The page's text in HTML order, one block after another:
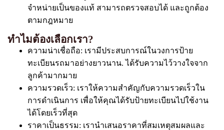
จำหน่ายเป็นของแท้ สามารถตรวจสอบได้ และถูกต้อง
ตามกฎหมาย
ทำไมต้องเลือกเรา?
ความน่าเชื่อถือ: เรามีประสบการณ์ในวงการป้าย
ทะเบียนรถมาอย่างยาวนาน. ได้รับความไว้วางใจจาก
ลูกค้ามากมาย
ความรวดเร็ว: เราให้ความสำคัญกับความรวดเร็วใน
การดำเนินการ เพื่อให้คุณได้รับป้ายทะเบียนไปใช้งาน
ได้โดยเร็วที่สุด
ราคาเป็นธรรม: เรานำเสนอราคาที่สมเหตุสมผลและ